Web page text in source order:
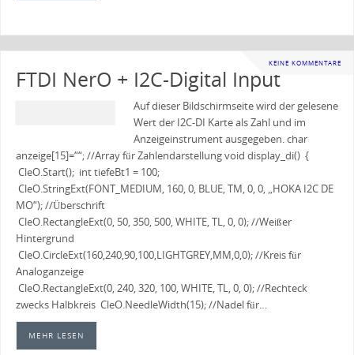
KEINE KOMMENTARE
FTDI NerO + I2C-Digital Input
Auf dieser Bildschirmseite wird der gelesene
Wert der I2C-DI Karte als Zahl und im
Anzeigeinstrument ausgegeben. char
anzeige[15]=““; //Array für Zahlendarstellung void display_di() {
CleO.Start(); int tiefeBt1 = 100;
CleO.StringExt(FONT_MEDIUM, 160, 0, BLUE, TM, 0, 0, „HOKA I2C DE
MO“); //Überschrift
CleO.RectangleExt(0, 50, 350, 500, WHITE, TL, 0, 0); //Weißer
Hintergrund
CleO.CircleExt(160,240,90,100,LIGHTGREY,MM,0,0); //Kreis für
Analoganzeige
CleO.RectangleExt(0, 240, 320, 100, WHITE, TL, 0, 0); //Rechteck
zwecks Halbkreis CleO.NeedleWidth(15); //Nadel für…
MEHR LESEN